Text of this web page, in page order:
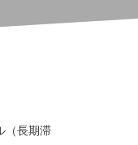
（長期滞